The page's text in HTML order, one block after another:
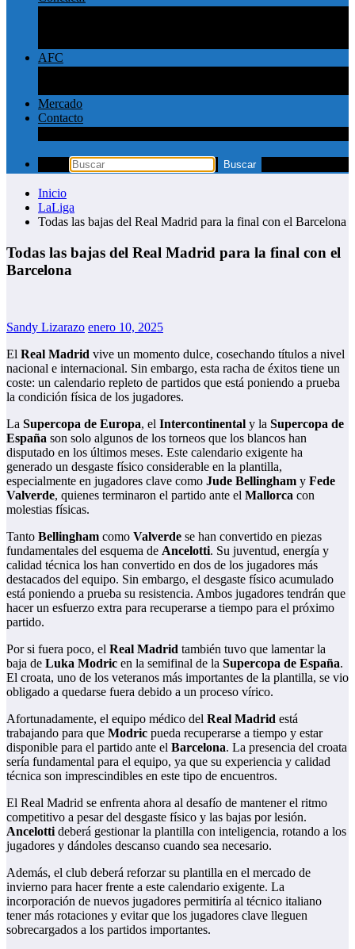
AFC
Mercado
Contacto
Inicio
LaLiga
Todas las bajas del Real Madrid para la final con el Barcelona
Todas las bajas del Real Madrid para la final con el
Barcelona
Sandy Lizarazo enero 10, 2025
El Real Madrid vive un momento dulce, cosechando títulos a nivel
nacional e internacional. Sin embargo, esta racha de éxitos tiene un
coste: un calendario repleto de partidos que está poniendo a prueba
la condición física de los jugadores.
La Supercopa de Europa, el Intercontinental y la Supercopa de
España son solo algunos de los torneos que los blancos han
disputado en los últimos meses. Este calendario exigente ha
generado un desgaste físico considerable en la plantilla,
especialmente en jugadores clave como Jude Bellingham y Fede
Valverde, quienes terminaron el partido ante el Mallorca con
molestias físicas.
Tanto Bellingham como Valverde se han convertido en piezas
fundamentales del esquema de Ancelotti. Su juventud, energía y
calidad técnica los han convertido en dos de los jugadores más
destacados del equipo. Sin embargo, el desgaste físico acumulado
está poniendo a prueba su resistencia. Ambos jugadores tendrán que
hacer un esfuerzo extra para recuperarse a tiempo para el próximo
partido.
Por si fuera poco, el Real Madrid también tuvo que lamentar la
baja de Luka Modric en la semifinal de la Supercopa de España.
El croata, uno de los veteranos más importantes de la plantilla, se vio
obligado a quedarse fuera debido a un proceso vírico.
Afortunadamente, el equipo médico del Real Madrid está
trabajando para que Modric pueda recuperarse a tiempo y estar
disponible para el partido ante el Barcelona. La presencia del croata
sería fundamental para el equipo, ya que su experiencia y calidad
técnica son imprescindibles en este tipo de encuentros.
El Real Madrid se enfrenta ahora al desafío de mantener el ritmo
competitivo a pesar del desgaste físico y las bajas por lesión.
Ancelottideberá gestionar la plantilla con inteligencia, rotando a los
jugadores y dándoles descanso cuando sea necesario.
Además, el club deberá reforzar su plantilla en el mercado de
invierno para hacer frente a este calendario exigente. La
incorporación de nuevos jugadores permitiría al técnico italiano
tener más rotaciones y evitar que los jugadores clave lleguen
sobrecargados a los partidos importantes.